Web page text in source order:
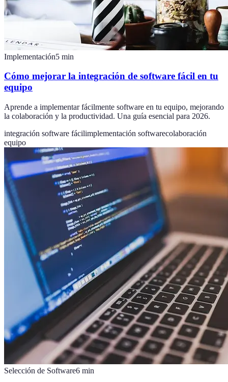
Implementación5 min
Cómo mejorar la integración de software fácil en tu
equipo
Aprende a implementar fácilmente software en tu equipo, mejorando
la colaboración y la productividad. Una guía esencial para 2026.
integración software fácilimplementación softwarecolaboración
equipo
Selección de Software6 min